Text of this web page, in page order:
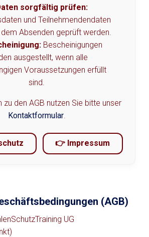
sorgfältig prüfen:
und Teilnehmendendaten
Absenden geprüft werden.
Bescheinigungen
ausgestellt, wenn alle
Voraussetzungen erfüllt
sind.
den AGB nutzen Sie bitte unser
Kontaktformular.
👉 Impressum
(AGB)
UG